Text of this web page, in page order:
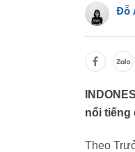
Đỗ
nổi tiếng
Theo